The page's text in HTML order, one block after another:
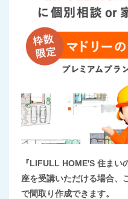
『LIFULL HOME'S 住ま
座を受講いただける場合、
で間取り作成できます。